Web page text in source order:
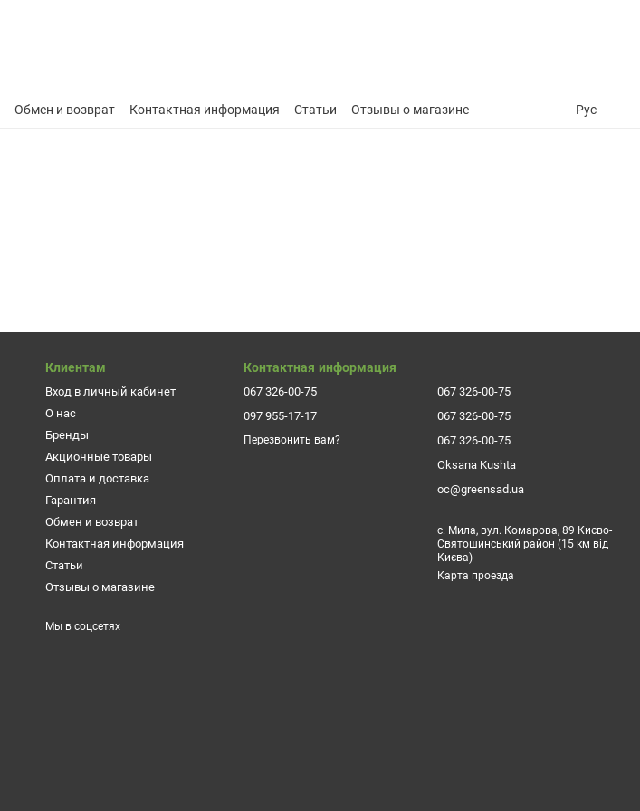
Обмен и возврат Контактная информация Статьи Отзывы о магазине Рус
Клиентам
Вход в личный кабинет
О нас
Бренды
Акционные товары
Оплата и доставка
Гарантия
Обмен и возврат
Контактная информация
Статьи
Отзывы о магазине
Мы в соцсетях
Контактная информация
067 326-00-75
097 955-17-17
Перезвонить вам?
067 326-00-75
067 326-00-75
067 326-00-75
Oksana Kushta
oc@greensad.ua
с. Мила, вул. Комарова, 89 Києво-
Святошинський район (15 км від
Києва)
Карта проезда